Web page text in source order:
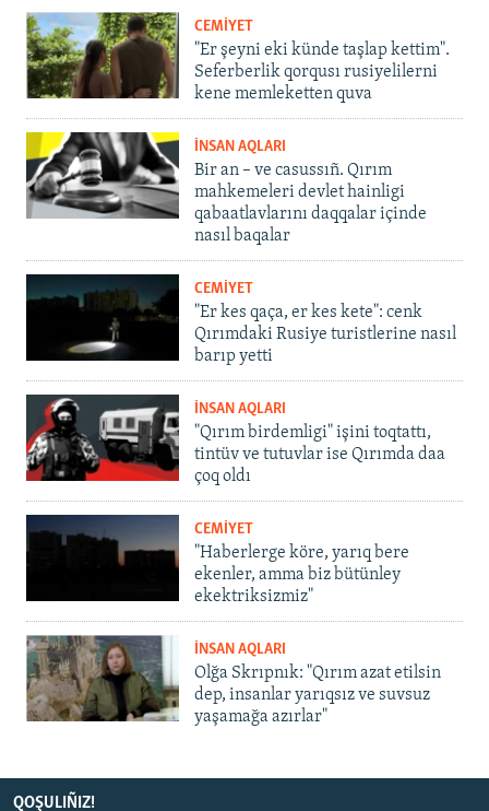
CEMİYET
"Er şeyni eki künde taşlap kettim".
Seferberlik qorqusı rusiyelilerni
kene memleketten quva
İNSAN AQLARI
Bir an – ve casussıñ. Qırım
mahkemeleri devlet hainligi
qabaatlavlarını daqqalar içinde
nasıl baqalar
CEMİYET
"Er kes qaça, er kes kete": cenk
Qırımdaki Rusiye turistlerine nasıl
barıp yetti
İNSAN AQLARI
"Qırım birdemligi" işini toqtattı,
tintüv ve tutuvlar ise Qırımda daa
çoq oldı
CEMİYET
"Haberlerge köre, yarıq bere
ekenler, amma biz bütünley
ekektriksizmiz"
İNSAN AQLARI
Olğa Skrıpnık: "Qırım azat etilsin
dep, insanlar yarıqsız ve suvsuz
yaşamağa azırlar"
QOŞULIÑIZ!